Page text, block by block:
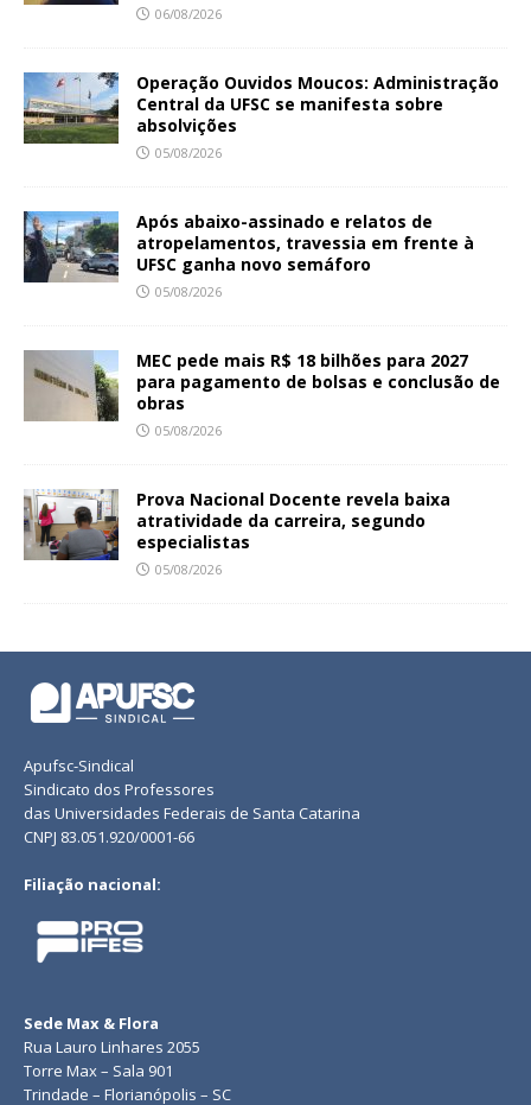
06/08/2026
Operação Ouvidos Moucos: Administração
Central da UFSC se manifesta sobre
absolvições
05/08/2026
Após abaixo-assinado e relatos de
atropelamentos, travessia em frente à
UFSC ganha novo semáforo
05/08/2026
MEC pede mais R$ 18 bilhões para 2027
para pagamento de bolsas e conclusão de
obras
05/08/2026
Prova Nacional Docente revela baixa
atratividade da carreira, segundo
especialistas
05/08/2026
Apufsc-Sindical
Sindicato dos Professores
das Universidades Federais de Santa Catarina
CNPJ 83.051.920/0001-66
Filiação nacional:
Sede Max & Flora
Rua Lauro Linhares 2055
Torre Max – Sala 901
Trindade – Florianópolis – SC